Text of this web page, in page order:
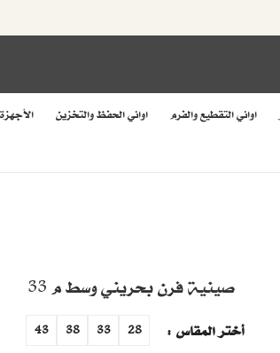
اواني التقطيع والفرم اواني الحفظ والتخزين
صينية فرن بحريني وسط م 33
أختر المقاس 28
33
38
43